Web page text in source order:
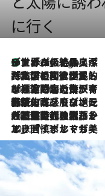
に行く
7 Hours Ago
リスボンの絶品スイーツ「パステル・デ・ナタ」とは？ポルトガル伝統の奥深い世界へ
2026.7.27
「私の祖国はポルトガル語です」国民的詩人フェルナンド・ペソアと、彼が愛した文学の街を歩く
2026.7.26
ポルトガル近海が育む極上の海の幸。キリリと冷えた白ワインと愉しむ、シーフード専門店の贅沢
2026.7.22
伝統の味をモダンに昇華。高感度な地元客が集う、リスボンの最旬ガストロノミー
2026.7.21
大航海時代の栄華から、震災、独裁、そして革命へ。ポルトガル・首都リスボンの石畳に刻まれた「歴史の光と影」
2026.7.13
エッセイ・ヤマザキマリ「慎ましくも美しき国 ポルトガル」